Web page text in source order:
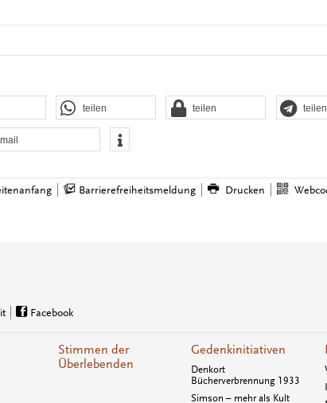
teilen teilen teilen
mail
Barrierefreiheitsmeldung Drucken
Facebook
Stimmen der
Überlebenden
Gedenkinitiativen
Denkort
Bücherverbrennung 1933
Simson – mehr als Kult